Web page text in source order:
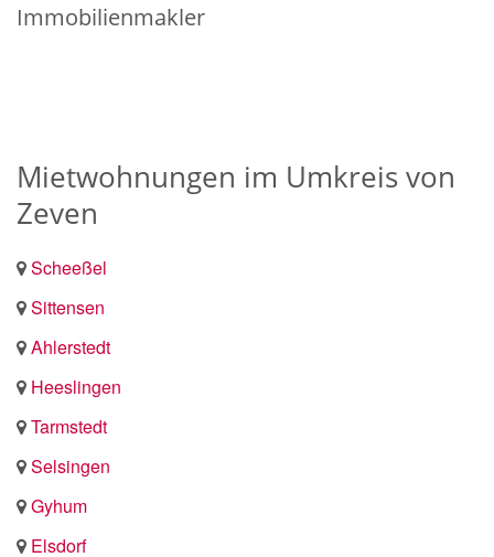
Immobilienmakler
Mietwohnungen im Umkreis von
Zeven
Scheeßel
Sittensen
Ahlerstedt
Heeslingen
Tarmstedt
Selsingen
Gyhum
Elsdorf